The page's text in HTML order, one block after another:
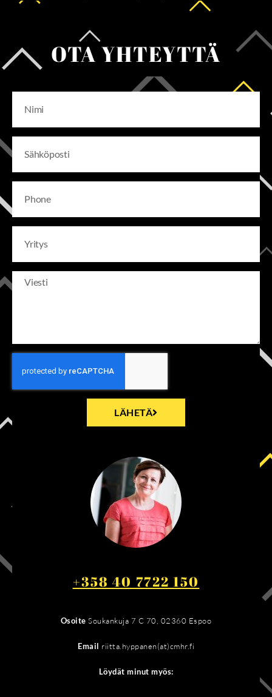
OTA YHTEYTTÄ
LÄHETÄ
+358 40 7722 150
OsoiteSoukankuja 7 C 70, 02360 Espoo
Email riitta.hyppanen(at)cmhr.fi
Löydät minut myös: